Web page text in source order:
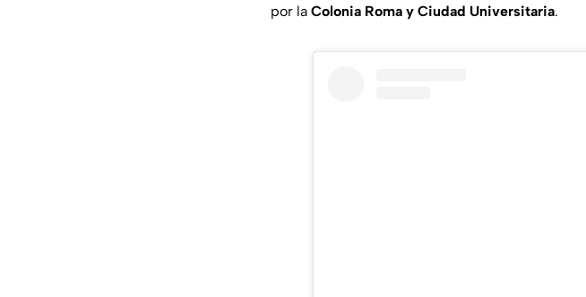
por la Colonia Roma y Ciudad Universitaria.